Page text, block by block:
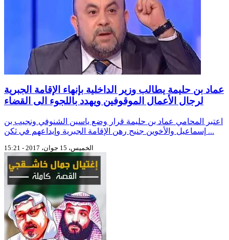
عماد بن حليمة يطالب وزير الداخلية بإنهاء الإقامة الجبرية
لرجال الأعمال الموقوفين ويهدد باللجوء الى القضاء
اعتبر المحامي عماد بن حليمة قرار وضع ياسين الشنوفي ونجيب بن
إسماعيل والأخوين جنيح رهن الإقامة الجبرية وإيداعهم في ثكن ...
الخميس، 15 جوان، 2017 - 15:21